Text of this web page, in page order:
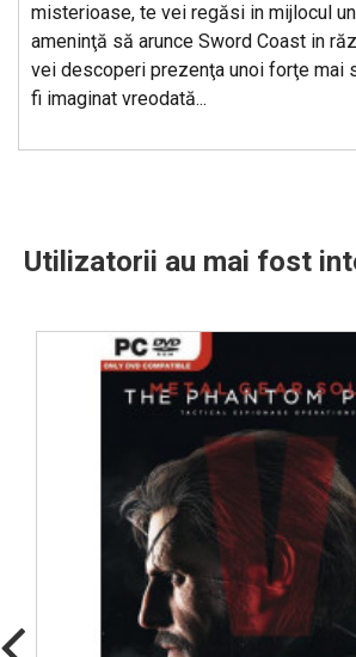
misterioase, te vei regăsi in mijlocul
ameninţă să arunce Sword Coast in
vei descoperi prezenţa unoi forţe mai
fi imaginat vreodată...
Utilizatorii au mai fost